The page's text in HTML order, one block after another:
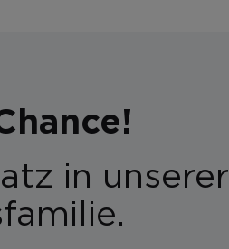
in unserer